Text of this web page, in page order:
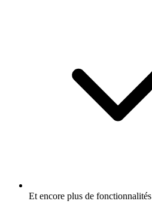
Et encore plus de fonctionnalités